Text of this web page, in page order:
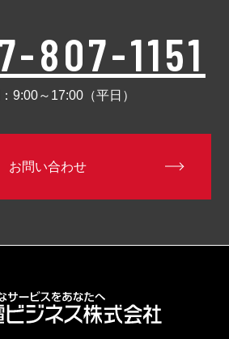
807-1151
9:00～17:00（平日）
お問い合わせ